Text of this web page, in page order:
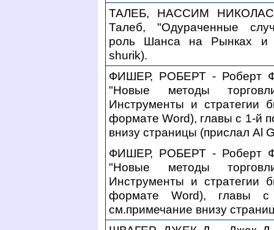
ТАЛЕБ, НАССИМ НИКОЛАС
Талеб, "Одураченные
роль Шанса на Рынках и
shurik).
ФИШЕР, РОБЕРТ - Роберт
"Новые методы
Инструменты и стратегии
формате Word), главы с 1-й
внизу страницы (прислал Al
ФИШЕР, РОБЕРТ - Роберт
"Новые методы
Инструменты и стратегии
формате Word), главы
см.примечание внизу